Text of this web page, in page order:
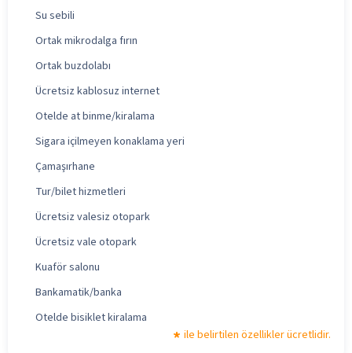
Su sebili
Ortak mikrodalga fırın
Ortak buzdolabı
Ücretsiz kablosuz internet
Otelde at binme/kiralama
Sigara içilmeyen konaklama yeri
Çamaşırhane
Tur/bilet hizmetleri
Ücretsiz valesiz otopark
Ücretsiz vale otopark
Kuaför salonu
Bankamatik/banka
Otelde bisiklet kiralama
ile belirtilen özellikler ücretlidir.